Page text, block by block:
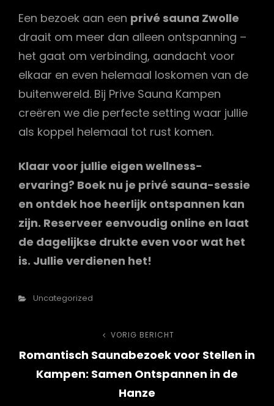
Een bezoek aan een privé sauna Zwolle
draait om meer dan alleen ontspanning –
het gaat om verbinding, aandacht voor
elkaar en even helemaal loskomen van de
buitenwereld. Bij Prive Sauna Kampen
creëren we die perfecte setting waar jullie
als koppel helemaal tot rust komen.
Klaar voor jullie eigen wellness-
ervaring? Boek nu je privé sauna-sessie
en ontdek hoe heerlijk ontspannen kan
zijn. Reserveer eenvoudig online en laat
de dagelijkse drukte even voor wat het
is. Jullie verdienen het!
Categorieën
Uncategorized
navigatie
Vorig
bericht
VORIG BERICHT
Romantisch Saunabezoek voor Stellen in
Kampen: Samen Ontspannen in de
Hanze